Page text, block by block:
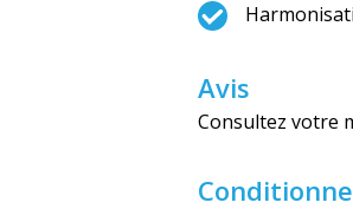
Avis
Consultez votre